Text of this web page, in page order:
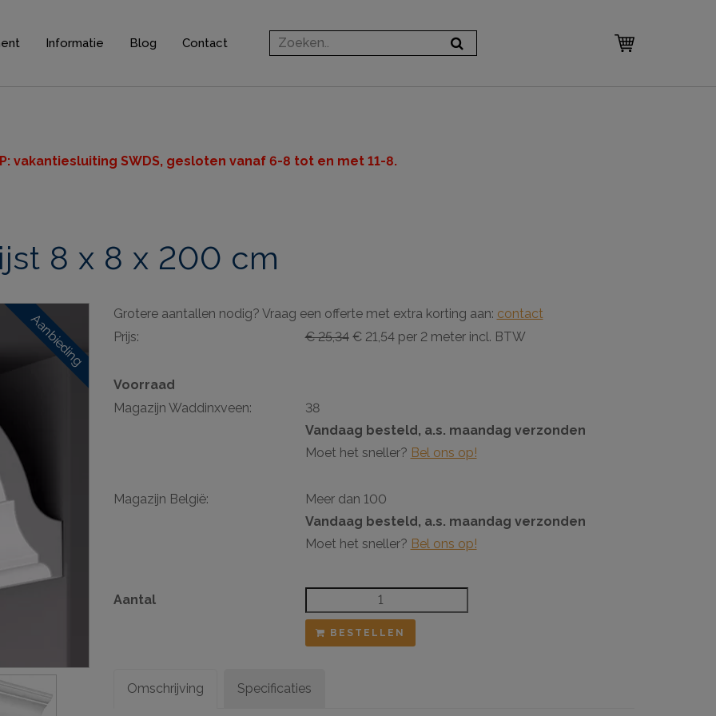
elementen
gereedschappen
ophangsysteem
Informatie Blog Contact
vakantiesluiting SWDS, gesloten vanaf 6-8 tot en met 11-8.
8 x 8 x 200 cm
Aanbieding Grotere aantallen nodig? Vraag een offerte met extra korting aan: contact
Prijs:
€ 25,34€ 21,54 per 2 meter incl. BTW
Voorraad
Magazijn Waddinxveen:
38
Vandaag besteld, a.s. maandag verzonden
Moet het sneller? Bel ons op!
Magazijn België:
Meer dan 100
Vandaag besteld, a.s. maandag verzonden
Moet het sneller? Bel ons op!
Aantal
BESTELLEN
Omschrijving Specificaties